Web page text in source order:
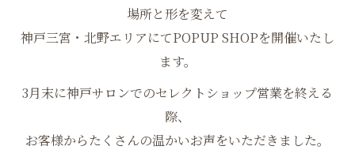
場所と形を変えて
神戸三宮・北野エリアにてPOPUP SHOPを開催いたし
ます。
3月末に神戸サロンでのセレクトショップ営業を終える
際、
お客様からたくさんの温かいお声をいただきました。